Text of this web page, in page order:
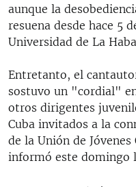
aunque la
resuena desde hace 5
Universidad de La
Entretanto, el
sostuvo un "cordial"
otros dirigentes
Cuba invitados a la
de la Unión de
informó este domingo